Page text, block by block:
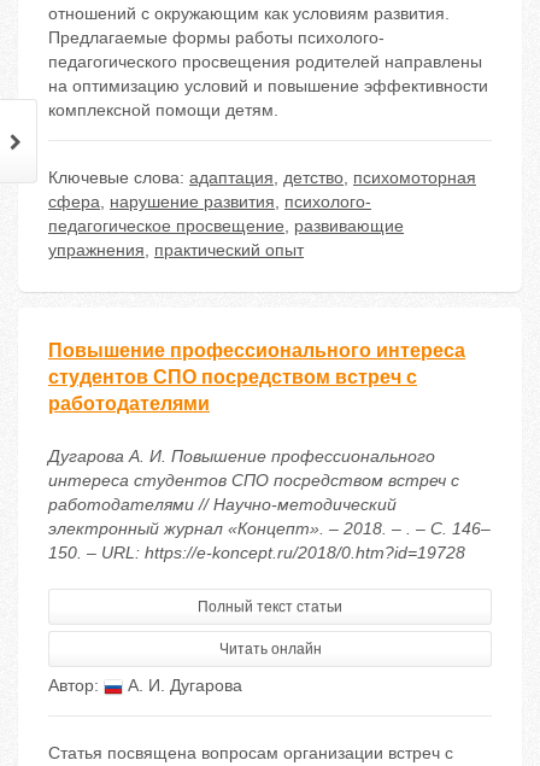
отношений с окружающим как условиям развития.
Предлагаемые формы работы психолого-
педагогического просвещения родителей направлены
на оптимизацию условий и повышение эффективности
комплексной помощи детям.
Ключевые слова: адаптация, детство, психомоторная
сфера, нарушение развития, психолого-
педагогическое просвещение, развивающие
упражнения, практический опыт
Повышение профессионального интереса
студентов СПО посредством встреч с
работодателями
Дугарова А. И. Повышение профессионального
интереса студентов СПО посредством встреч с
работодателями // Научно-методический
электронный журнал «Концепт». – 2018. – . – С. 146–
150. – URL: https://e-koncept.ru/2018/0.htm?id=19728
Полный текст статьи
Читать онлайн
Автор: А. И. Дугарова
Статья посвящена вопросам организации встреч с